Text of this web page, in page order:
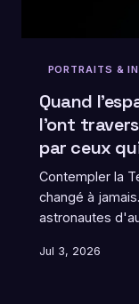
PORTRAITS &
Quand
l'ont
par ceux
Contempler la
changé à
astronautes
façon dont ils
Jul 3, 2026